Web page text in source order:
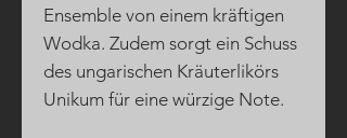
Ensemble von einem kräftigen
Wodka. Zudem sorgt ein Schuss
des ungarischen Kräuterlikörs
Unikum für eine würzige Note.